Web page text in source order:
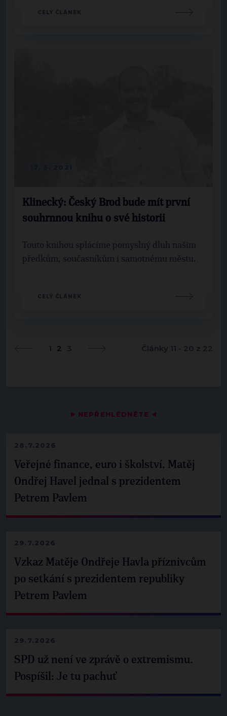
▶ NEPŘEHLÉDNĚTE ◀
28.7.2026
Veřejné finance, euro i školství. Matěj
Ondřej Havel jednal s prezidentem
Petrem Pavlem
29.7.2026
Vzkaz Matěje Ondřeje Havla příznivcům
po setkání s prezidentem republiky
Petrem Pavlem
29.7.2026
SPD už není ve zprávě o extremismu.
Pospíšil: Je tu pachuť
CELÝ ČLÁNEK
Klinecký: Český Brod bude mít první
souhrnnou knihu o své historii
Touto knihou splácíme pomyslný dluh našim
předkům, současníkům i samotnému městu.
CELÝ ČLÁNEK
1 2 3 Články 11 - 20 z 22